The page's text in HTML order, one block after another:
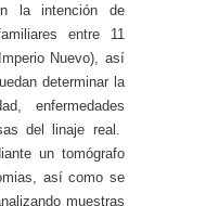
la intención de
entre 11
Nuevo), así
determinar la
enfermedades
del linaje real.
un tomógrafo
así como se
muestras